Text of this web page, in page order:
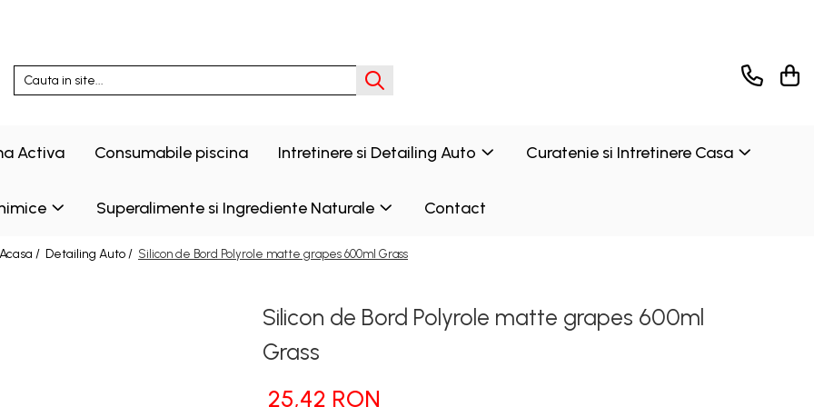
Activa Consumabile piscina Intretinere si Detailing Auto Curatenie si Intretinere Casa
Superalimente si Ingrediente Naturale Contact
Acasa / Detailing Auto / Silicon de Bord Polyrole matte grapes 600ml Grass
Silicon de Bord Polyrole matte grapes 600ml
Grass
25,42 RON